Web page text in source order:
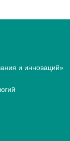
и инноваций»